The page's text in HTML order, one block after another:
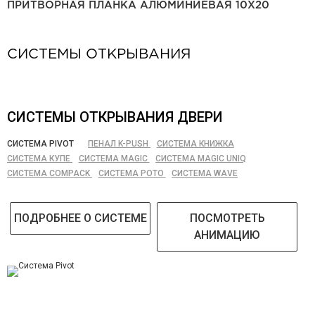
ПРИТВОРНАЯ ПЛАНКА АЛЮМИНИЕВАЯ 10Х20
СИСТЕМЫ ОТКРЫВАНИЯ
СИСТЕМЫ ОТКРЫВАНИЯ ДВЕРИ
СИСТЕМА PIVOT ПЕНАЛ K-PUSH
СИСТЕМА КНИЖКА
СИСТЕМА КУПЕ
СИСТЕМА MAGIC
СИСТЕМА MAGIC UNIQ
СИСТЕМА COMPACK
СИСТЕМА РОТО СИСТЕМА WAVE
ПОДРОБНЕЕ О СИСТЕМЕ
ПОСМОТРЕТЬ
АНИМАЦИЮ